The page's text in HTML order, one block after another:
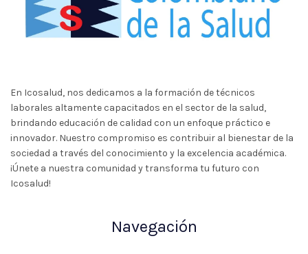
En Icosalud, nos dedicamos a la formación de técnicos
laborales altamente capacitados en el sector de la salud,
brindando educación de calidad con un enfoque práctico e
innovador. Nuestro compromiso es contribuir al bienestar de la
sociedad a través del conocimiento y la excelencia académica.
¡Únete a nuestra comunidad y transforma tu futuro con
Icosalud!
Navegación